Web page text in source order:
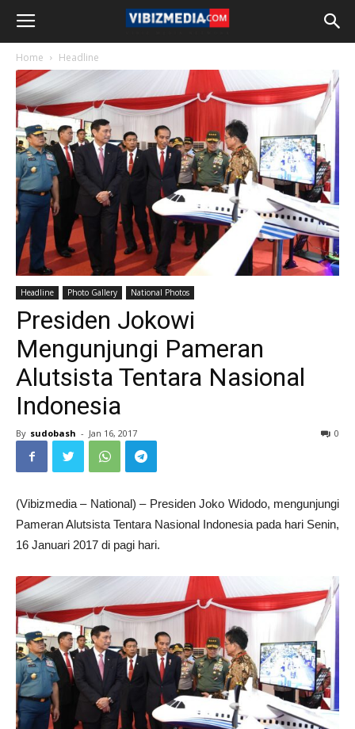
Home Headline
Headline Photo Gallery National Photos
Presiden Jokowi
Mengunjungi Pameran
Alutsista Tentara Nasional
Indonesia
By sudobash - Jan 16, 2017 0
(Vibizmedia – National) – Presiden Joko Widodo, mengunjungi
Pameran Alutsista Tentara Nasional Indonesia pada hari Senin,
16 Januari 2017 di pagi hari.